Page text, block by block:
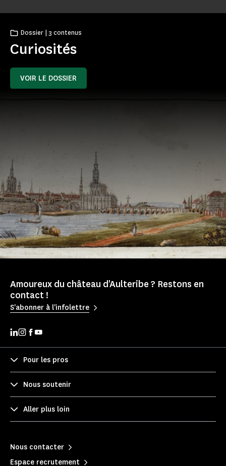
Curiosités
Dossier | 3 contenus
VOIR LE DOSSIER
Amoureux du château d'Aulteribe ? Restons en
contact !
S'abonner à l'infolettre
Pour les pros
Nous soutenir
Aller plus loin
Nous contacter
Espace recrutement